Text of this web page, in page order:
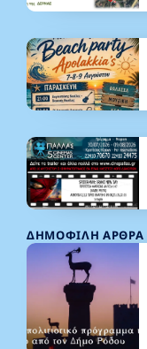
ΔΗΜΟΦΙΛΉ ΆΡΘΡΑ